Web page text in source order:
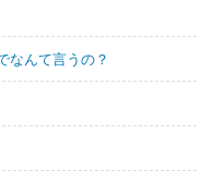
なんて言うの？